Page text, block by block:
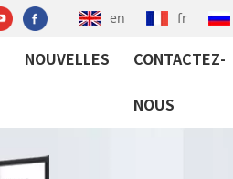
en fr
NOUVELLES CONTACTEZ-
NOUS